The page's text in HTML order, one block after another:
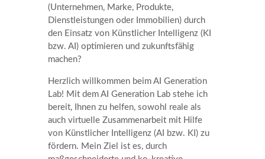
(Unternehmen, Marke, Produkte,
Dienstleistungen oder Immobilien) durch
den Einsatz von Künstlicher Intelligenz (KI
bzw. AI) optimieren und zukunftsfähig
machen?
Herzlich willkommen beim AI Generation
Lab! Mit dem AI Generation Lab stehe ich
bereit, Ihnen zu helfen, sowohl reale als
auch virtuelle Zusammenarbeit mit Hilfe
von Künstlicher Intelligenz (AI bzw. KI) zu
fördern. Mein Ziel ist es, durch